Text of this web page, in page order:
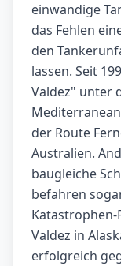
einwandige
das Fehlen
den
lassen. Seit
Valdez" unter
der Route
Australien.
baugleiche
befahren
Valdez in
erfolgreich